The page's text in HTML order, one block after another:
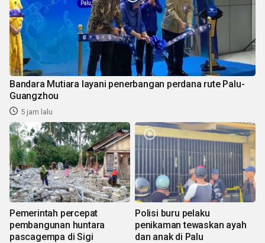
Bandara Mutiara layani penerbangan perdana rute Palu-
Guangzhou
5 jam lalu
Pemerintah percepat
pembangunan huntara
pascagempa di Sigi
Polisi buru pelaku
penikaman tewaskan ayah
dan anak di Palu